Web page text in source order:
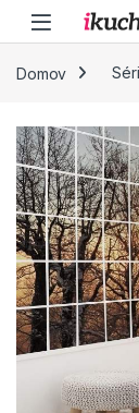
Skip to navigation
Skip to content
Domov